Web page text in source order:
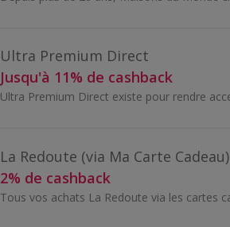
Ultra Premium Direct
Jusqu'à 11% de cashback
La Redoute (via Ma Carte Cadeau)
2% de cashback